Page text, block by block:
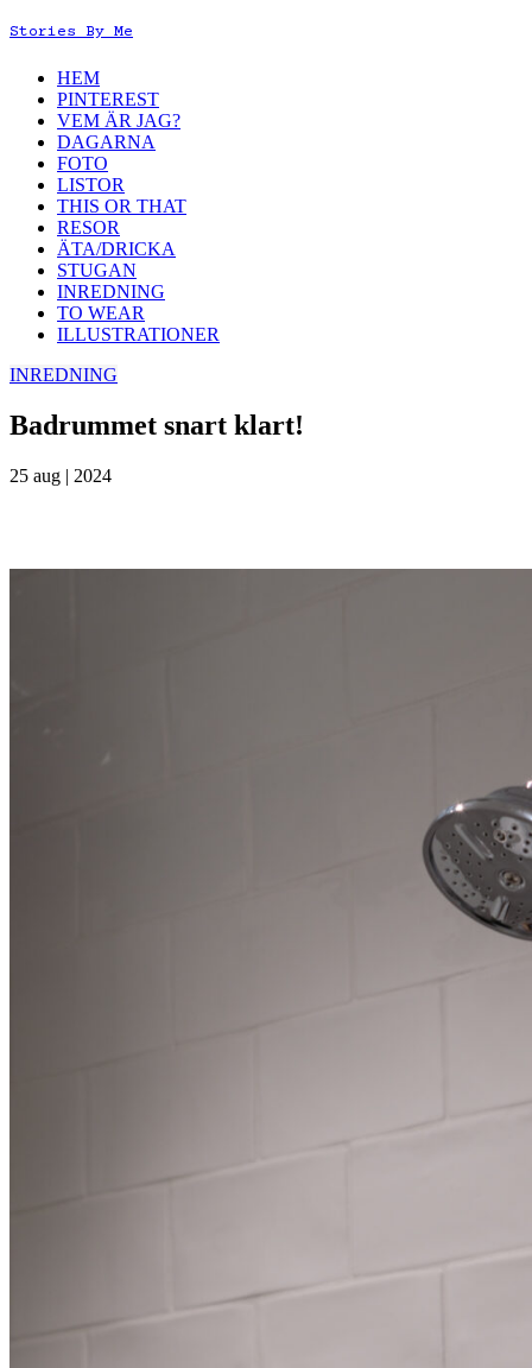
Stories By Me
HEM
PINTEREST
VEM ÄR JAG?
DAGARNA
FOTO
LISTOR
THIS OR THAT
RESOR
ÄTA/DRICKA
STUGAN
INREDNING
TO WEAR
ILLUSTRATIONER
INREDNING
Badrummet snart klart!
25 aug | 2024